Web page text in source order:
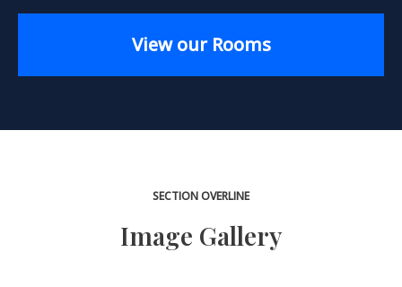
View our Rooms
SECTION OVERLINE
Image Gallery